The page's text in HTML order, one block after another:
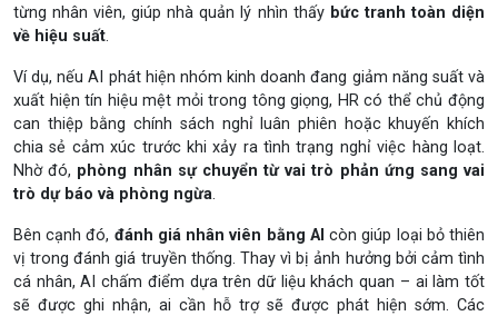
từng nhân viên, giúp nhà quản lý nhìn thấy bức tranh toàn diện
về hiệu suất.
Ví dụ, nếu AI phát hiện nhóm kinh doanh đang giảm năng suất và
xuất hiện tín hiệu mệt mỏi trong tông giọng, HR có thể chủ động
can thiệp bằng chính sách nghỉ luân phiên hoặc khuyến khích
chia sẻ cảm xúc trước khi xảy ra tình trạng nghỉ việc hàng loạt.
Nhờ đó, phòng nhân sự chuyển từ vai trò phản ứng sang vai
trò dự báo và phòng ngừa.
Bên cạnh đó, đánh giá nhân viên bằng AI còn giúp loại bỏ thiên
vị trong đánh giá truyền thống. Thay vì bị ảnh hưởng bởi cảm tình
cá nhân, AI chấm điểm dựa trên dữ liệu khách quan – ai làm tốt
sẽ được ghi nhận, ai cần hỗ trợ sẽ được phát hiện sớm. Các